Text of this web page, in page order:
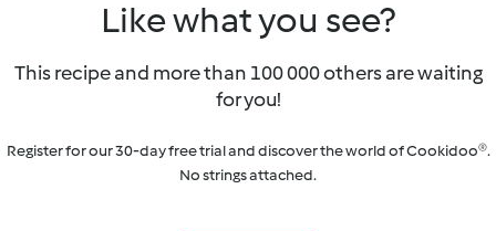
Like what you see?
This recipe and more than 100 000 others are waiting
for you!
Register for our 30-day free trial and discover the world of Cookidoo®.
No strings attached.